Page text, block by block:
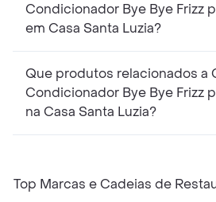
Condicionador Bye Bye Frizz
em Casa Santa Luzia?
Que produtos relacionados a
Condicionador Bye Bye Frizz
na Casa Santa Luzia?
Top Marcas e Cadeias de